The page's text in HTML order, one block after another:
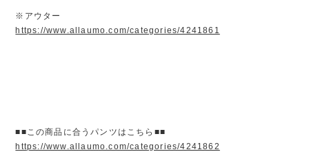
※アウター
https://www.allaumo.com/categories/4241861
■■この商品に合うパンツはこちら■■
https://www.allaumo.com/categories/4241862